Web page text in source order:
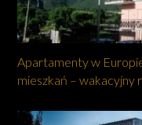
Apartamenty w
mieszkań – wakacyjny